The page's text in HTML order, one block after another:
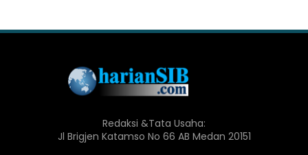
Redaksi &Tata Usaha:
Jl Brigjen Katamso No 66 AB Medan 20151